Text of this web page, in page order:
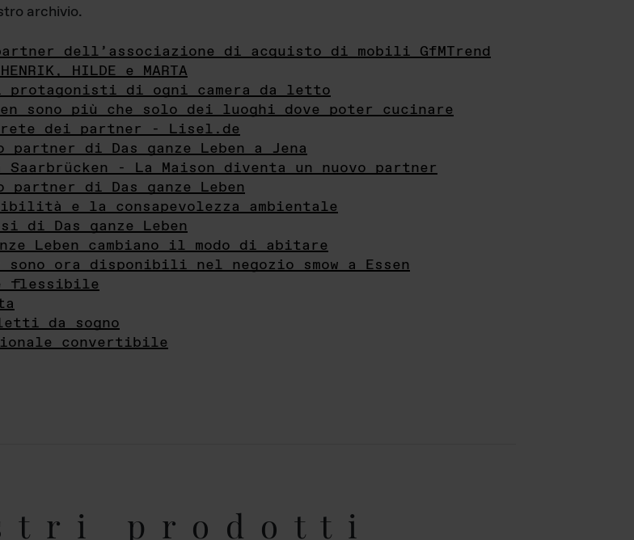
archivio.
dell’associazione di acquisto di mobili GfMTrend
HILDE e MARTA
i protagonisti di ogni camera da letto
sono più che solo dei luoghi dove poter cucinare
rete dei partner - Lisel.de
di Das ganze Leben a Jena
Saarbrücken - La Maison diventa un nuovo partner
di Das ganze Leben
e la consapevolezza ambientale
di Das ganze Leben
Leben cambiano il modo di abitare
ora disponibili nel negozio smow a Essen
flessibile
letti da sogno
convertibile
prodotti